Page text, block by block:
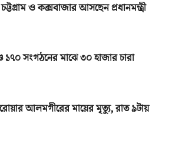
ও কক্সবাজার আসছেন প্রধানমন্ত্রী
১৭০ সংগঠনের মাঝে ৩০ হাজার চারা
আলমগীরের মায়ের মৃত্যু, রাত ৯টায়